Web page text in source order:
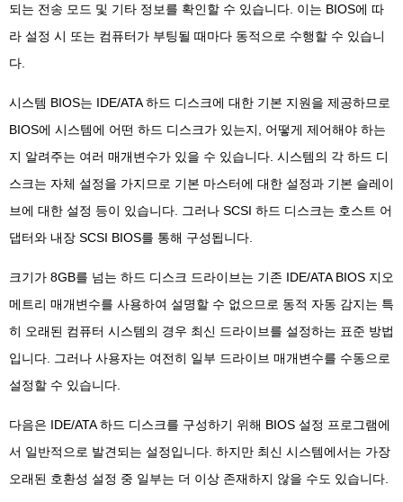
되는 전송 모드 및 기타 정보를 확인할 수 있습니다. 이는 BIOS에 따
라 설정 시 또는 컴퓨터가 부팅될 때마다 동적으로 수행할 수 있습니
다.
시스템 BIOS는 IDE/ATA 하드 디스크에 대한 기본 지원을 제공하므로
BIOS에 시스템에 어떤 하드 디스크가 있는지, 어떻게 제어해야 하는
지 알려주는 여러 매개변수가 있을 수 있습니다. 시스템의 각 하드 디
스크는 자체 설정을 가지므로 기본 마스터에 대한 설정과 기본 슬레이
브에 대한 설정 등이 있습니다. 그러나 SCSI 하드 디스크는 호스트 어
댑터와 내장 SCSI BIOS를 통해 구성됩니다.
크기가 8GB를 넘는 하드 디스크 드라이브는 기존 IDE/ATA BIOS 지오
메트리 매개변수를 사용하여 설명할 수 없으므로 동적 자동 감지는 특
히 오래된 컴퓨터 시스템의 경우 최신 드라이브를 설정하는 표준 방법
입니다. 그러나 사용자는 여전히 일부 드라이브 매개변수를 수동으로
설정할 수 있습니다.
다음은 IDE/ATA 하드 디스크를 구성하기 위해 BIOS 설정 프로그램에
서 일반적으로 발견되는 설정입니다. 하지만 최신 시스템에서는 가장
오래된 호환성 설정 중 일부는 더 이상 존재하지 않을 수도 있습니다.